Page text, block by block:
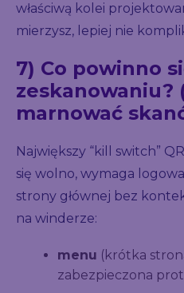
właściwą kolei
mierzysz, lepiej nie
7) Co powinno
zeskanowaniu?
marnować
Największy “kill switch”
się wolno, wymaga
strony głównej bez
na winderze:
menu (krótka
zabezpieczona